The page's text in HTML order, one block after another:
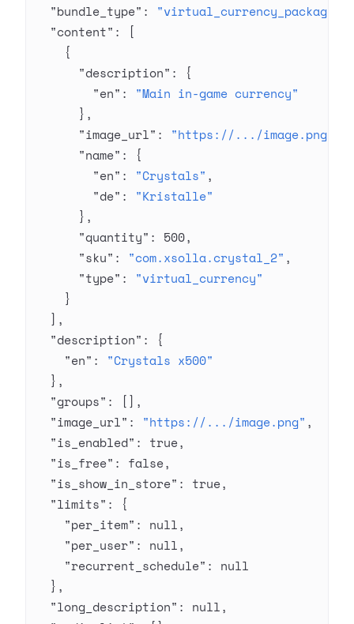
  "bundle_type"
: "virtual_currency_package"
  "content"
: [
    {
      "description"
: {
        "en"
: "Main in-game currency"
      },
      "image_url"
: "https://.../image.png"
      "name"
: {
        "en"
: "Crystals" ,
        "de"
: "Kristalle"
      },
      "quantity"
: 500,
      "sku"
: "com.xsolla.crystal_2" ,
      "type"
: "virtual_currency"
    }
  ],
  "description"
: {
    "en"
: "Crystals x500"
  },
  "groups"
: [],
  "image_url"
: "https://.../image.png" ,
  "is_enabled"
: true,
  "is_free"
: false,
  "is_show_in_store"
: true,
  "limits"
: {
    "per_item"
: null,
    "per_user"
: null,
    "recurrent_schedule"
: null
  },
  "long_description"
: null,